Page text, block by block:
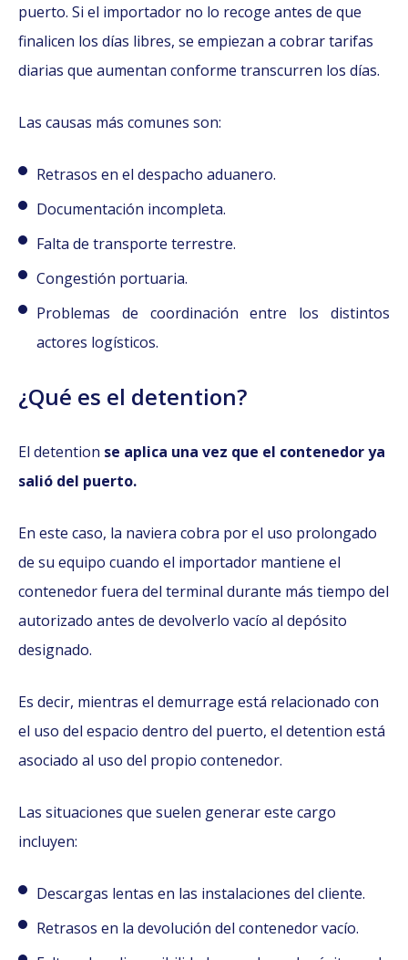
puerto. Si el importador no lo recoge antes de que
finalicen los días libres, se empiezan a cobrar tarifas
diarias que aumentan conforme transcurren los días.
Las causas más comunes son:
Retrasos en el despacho aduanero.
Documentación incompleta.
Falta de transporte terrestre.
Congestión portuaria.
Problemas de coordinación entre los distintos
actores logísticos.
¿Qué es el detention?
El detention se aplica una vez que el contenedor ya
salió del puerto.
En este caso, la naviera cobra por el uso prolongado
de su equipo cuando el importador mantiene el
contenedor fuera del terminal durante más tiempo del
autorizado antes de devolverlo vacío al depósito
designado.
Es decir, mientras el demurrage está relacionado con
el uso del espacio dentro del puerto, el detention está
asociado al uso del propio contenedor.
Las situaciones que suelen generar este cargo
incluyen:
Descargas lentas en las instalaciones del cliente.
Retrasos en la devolución del contenedor vacío.